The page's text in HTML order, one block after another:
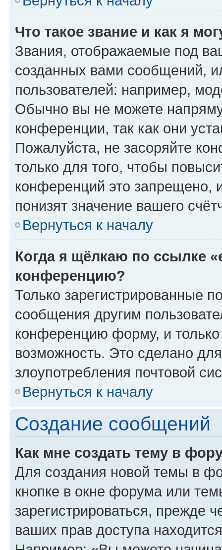
Что такое звание и как я
Звания, отображаемые под
созданных вами сообщений,
пользователей: например,
Обычно вы не можете
конференции, так как они
Пожалуйста, не засоряйте
только для того, чтобы
конференций это запрещено,
понизят значение вашего
Вернуться к началу
Когда я щёлкаю по ссылке
конференцию?
Только зарегистрированные
сообщения другим
конференцию форму, и
возможность. Это сделано
злоупотребления почтовой
Вернуться к началу
Создание сообщений
Как мне создать тему в
Для создания новой темы в
кнопке в окне форума или
зарегистрироваться, прежде
ваших прав доступа